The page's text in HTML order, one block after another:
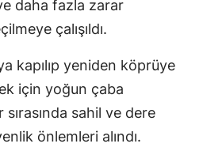
daha fazla zarar
çalışıldı.
kapılıp yeniden köprüye
için yoğun çaba
sahil ve dere
önlemleri alındı.